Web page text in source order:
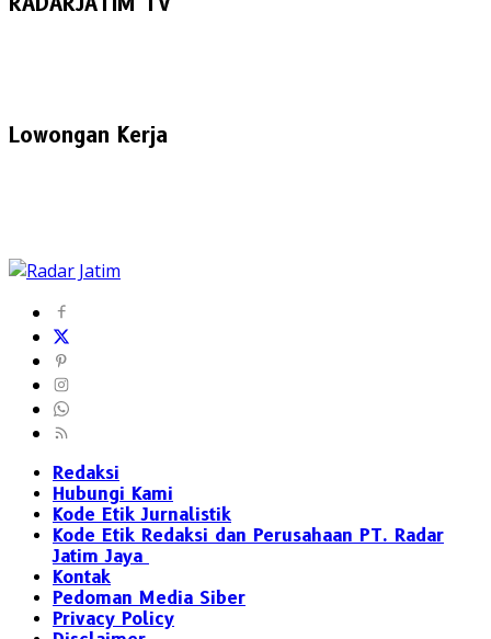
Lowongan Kerja
Redaksi
Hubungi Kami
Kode Etik Jurnalistik
Kode Etik Redaksi dan Perusahaan PT. Radar
Jatim Jaya
Kontak
Pedoman Media Siber
Privacy Policy